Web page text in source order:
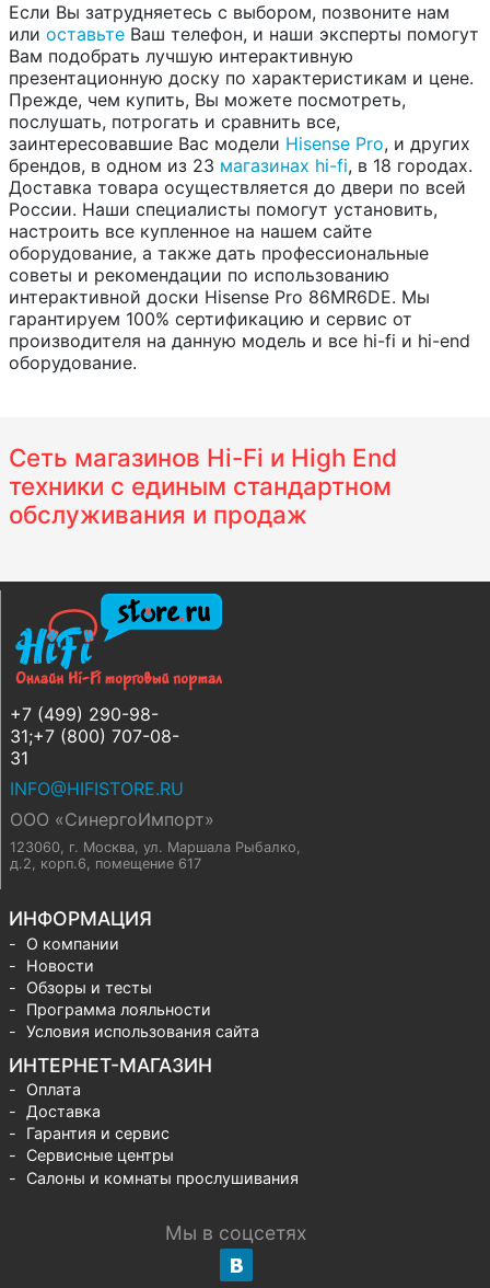
Если Вы затрудняетесь с выбором, позвоните нам
или оставьте Ваш телефон, и наши эксперты помогут
Вам подобрать лучшую интерактивную
презентационную доску по характеристикам и цене.
Прежде, чем купить, Вы можете посмотреть,
послушать, потрогать и сравнить все,
заинтересовавшие Вас модели Hisense Pro, и других
брендов, в одном из 23 магазинах hi-fi, в 18 городах.
Доставка товара осуществляется до двери по всей
России. Наши специалисты помогут установить,
настроить все купленное на нашем сайте
оборудование, а также дать профессиональные
советы и рекомендации по использованию
интерактивной доски Hisense Pro 86MR6DE. Мы
гарантируем 100% сертификацию и сервис от
производителя на данную модель и все hi-fi и hi-end
оборудование.
Сеть магазинов Hi-Fi и High End
техники с единым стандартном
обслуживания и продаж
+7 (499) 290-98-
31;+7 (800) 707-08-
31
INFO@HIFISTORE.RU
ООО «СинергоИмпорт»
123060, г. Москва, ул. Маршала Рыбалко,
д.2, корп.6, помещение 617
ИНФОРМАЦИЯ
О компании
Новости
Обзоры и тесты
Программа лояльности
Условия использования сайта
ИНТЕРНЕТ-МАГАЗИН
Оплата
Доставка
Гарантия и сервис
Сервисные центры
Салоны и комнаты прослушивания
Мы в соцсетях